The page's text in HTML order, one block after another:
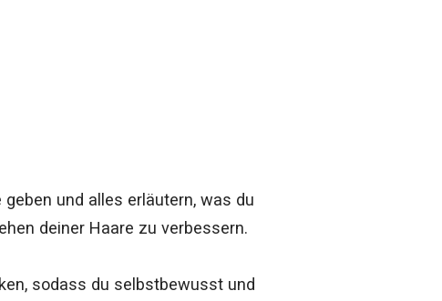
und alles erläutern, was du
deiner Haare zu verbessern.
sodass du selbstbewusst und